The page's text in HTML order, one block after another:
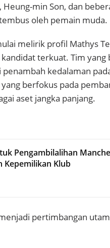
min Son, dan
oleh pemain muda.
melirik profil Mathys
terkuat. Tim
kedalaman
berfokus pada
aset jangka panjang.
Pengambilalihan
Kepemilikan Klub
pertimbangan